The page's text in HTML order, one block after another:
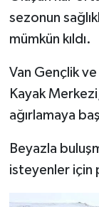
sezonun
mümkün kıldı.
Van Gençlik
Kayak
ağırlamaya
Beyazla
isteyenler için